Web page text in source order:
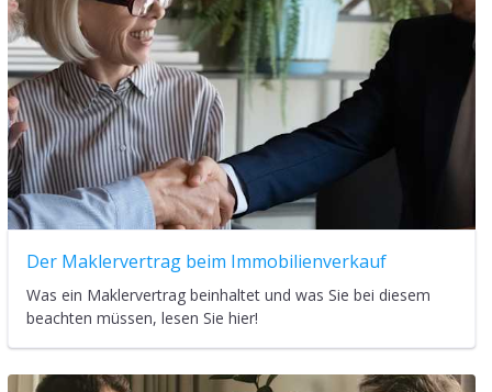
Der Maklervertrag beim Immobilienverkauf
Was ein Maklervertrag beinhaltet und was Sie bei diesem
beachten müssen, lesen Sie hier!